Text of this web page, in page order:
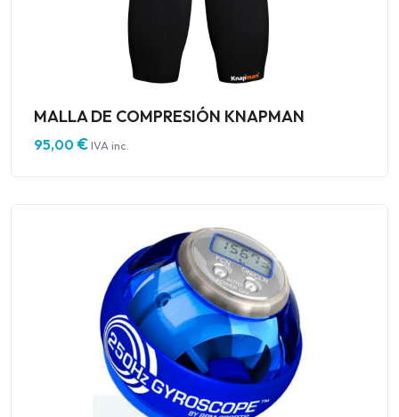
MALLA DE COMPRESIÓN KNAPMAN
95,00€IVA inc.